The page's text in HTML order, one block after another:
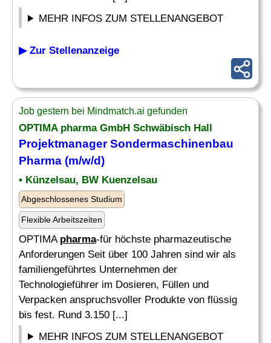
MEHR INFOS ZUM STELLENANGEBOT
▶ Zur Stellenanzeige
Job gestern bei Mindmatch.ai gefunden
OPTIMA pharmaGmbH Schwäbisch Hall
Projektmanager Sondermaschinenbau
Pharma (m/w/d)
• Künzelsau, BW Kuenzelsau
Abgeschlossenes Studium
Flexible Arbeitszeiten
OPTIMA pharma-für höchste pharmazeutische
Anforderungen Seit über 100 Jahren sind wir als
familiengeführtes Unternehmen der
Technologieführer im Dosieren, Füllen und
Verpacken anspruchsvoller Produkte von flüssig
bis fest. Rund 3.150 [...]
MEHR INFOS ZUM STELLENANGEBOT